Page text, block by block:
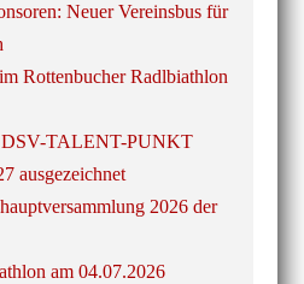
Neuer Vereinsbus für
Rottenbucher Radlbiathlon
DSV-TALENT-PUNKT
ausgezeichnet
2026 der
am 04.07.2026